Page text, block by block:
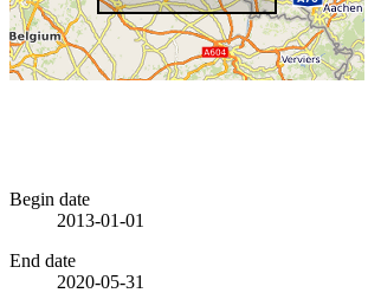
Begin date
2013-01-01
End date
2020-05-31